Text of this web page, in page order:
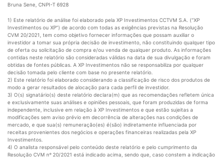
Bruna Sene, CNPI-T 6928
1) Este relatório de análise foi elaborado pela XP Investimentos CCTVM S.A. (“XP
Investimentos ou XP”) de acordo com todas as exigências previstas na Resolução
CVM 20/2021, tem como objetivo fornecer informações que possam auxiliar o
investidor a tomar sua própria decisão de investimento, não constituindo qualquer tipo
de oferta ou solicitação de compra e/ou venda de qualquer produto. As informações
contidas neste relatório são consideradas válidas na data de sua divulgação e foram
obtidas de fontes públicas. A XP Investimentos não se responsabiliza por qualquer
decisão tomada pelo cliente com base no presente relatório.
2) Este relatório foi elaborado considerando a classificação de risco dos produtos de
modo a gerar resultados de alocação para cada perfil de investidor.
3) O(s) signatário(s) deste relatório declara(m) que as recomendações refletem única
e exclusivamente suas análises e opiniões pessoais, que foram produzidas de forma
independente, inclusive em relação à XP Investimentos e que estão sujeitas a
modificações sem aviso prévio em decorrência de alterações nas condições de
mercado, e que sua(s) remuneração(es) é(são) indiretamente influenciada por
receitas provenientes dos negócios e operações financeiras realizadas pela XP
Investimentos.
4) O analista responsável pelo conteúdo deste relatório e pelo cumprimento da
Resolução CVM nº 20/2021 está indicado acima, sendo que, caso constem a indicação